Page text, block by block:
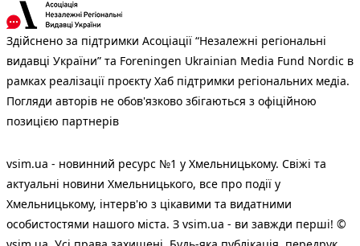
Здійснено за підтримки Асоціації “Незалежні регіональні
видавці України” та Foreningen Ukrainian Media Fund Nordic в
рамках реалізації проєкту Хаб підтримки регіональних медіа.
Погляди авторів не обов'язково збігаються з офіційною
позицією партнерів
vsim.ua - новинний ресурс №1 у Хмельницькому. Свіжі та
актуальні новини Хмельницького, все про події у
Хмельницькому, інтерв'ю з цікавими та видатними
особистостями нашого міста. З vsim.ua - ви завжди перші! ©